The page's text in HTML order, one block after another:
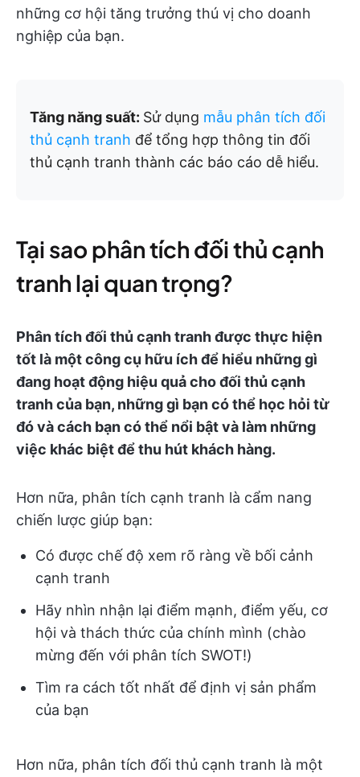
những cơ hội tăng trưởng thú vị cho doanh
nghiệp của bạn.
Tăng năng suất: Sử dụng mẫu phân tích đối
thủ cạnh tranh để tổng hợp thông tin đối
thủ cạnh tranh thành các báo cáo dễ hiểu.
Tại sao phân tích đối thủ cạnh
tranh lại quan trọng?
Phân tích đối thủ cạnh tranh được thực hiện
tốt là một công cụ hữu ích để hiểu những gì
đang hoạt động hiệu quả cho đối thủ cạnh
tranh của bạn, những gì bạn có thể học hỏi từ
đó và cách bạn có thể nổi bật và làm những
việc khác biệt để thu hút khách hàng.
Hơn nữa, phân tích cạnh tranh là cẩm nang
chiến lược giúp bạn:
Có được chế độ xem rõ ràng về bối cảnh
cạnh tranh
Hãy nhìn nhận lại điểm mạnh, điểm yếu, cơ
hội và thách thức của chính mình (chào
mừng đến với phân tích SWOT!)
Tìm ra cách tốt nhất để định vị sản phẩm
của bạn
Hơn nữa, phân tích đối thủ cạnh tranh là một